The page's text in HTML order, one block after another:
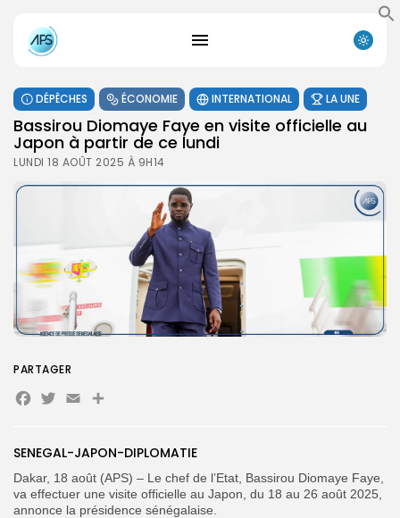
for:
FR
DÉPÊCHES ÉCONOMIE INTERNATIONAL LA UNE
Bassirou Diomaye Faye en visite officielle au
Japon à partir de ce lundi
LUNDI 18 AOÛT 2025 À 9H14
SENEGAL-JAPON-DIPLOMATIE
Dakar, 18 août (APS) – Le chef de l’Etat, Bassirou Diomaye Faye,
va effectuer une visite officielle au Japon, du 18 au 26 août 2025,
annonce la présidence sénégalaise.
PARTAGER
Facebook
Twitter
EmailPartager